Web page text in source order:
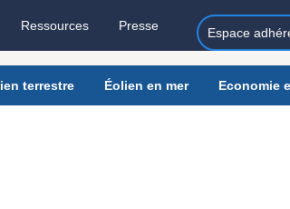
Ressources Presse Espace
terrestre Éolien en mer Economie